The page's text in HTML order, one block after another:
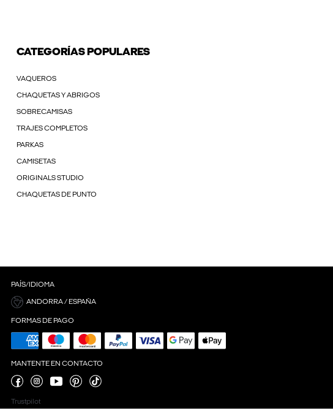
CATEGORÍAS POPULARES
VAQUEROS
CHAQUETAS Y ABRIGOS
SOBRECAMISAS
TRAJES COMPLETOS
PARKAS
CAMISETAS
ORIGINALS STUDIO
CHAQUETAS DE PUNTO
PAÍS/IDIOMA
ANDORRA / ESPAÑA
FORMAS DE PAGO
MANTENTE EN CONTACTO
Trustpilot